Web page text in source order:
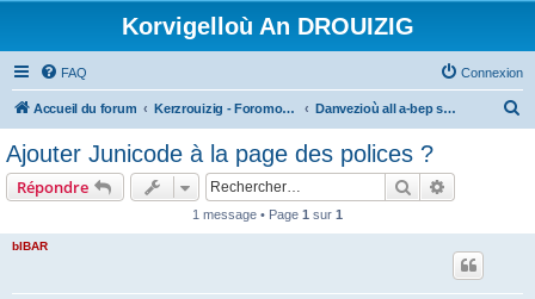
Korvigelloù An DROUIZIG
FAQ Connexion
Accueil du forum Kerzrouizig - Foromoù An Drouizig Danvezioù all a-bep seurt
Ajouter Junicode à la page des polices ?
Répondre Rechercher
1 message • Page 1 sur 1
bIBAR